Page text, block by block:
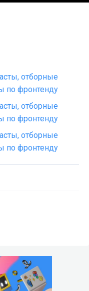
отборные
по фронтенду
отборные
по фронтенду
отборные
по фронтенду